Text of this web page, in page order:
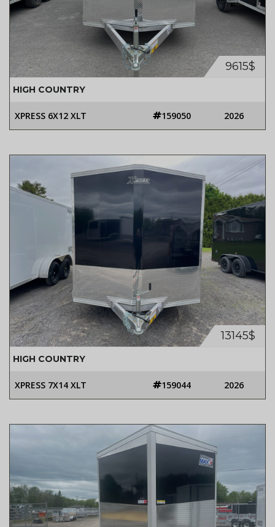
9615$
HIGH COUNTRY
XPRESS 6X12 XLT 159050 2026
13145$
HIGH COUNTRY
XPRESS 7X14 XLT 159044 2026